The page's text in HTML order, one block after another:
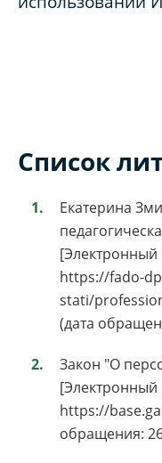
Список
Екатерина
https://fado-
stati/
(дата
Закон "О
[Электронный
https://
обращения: